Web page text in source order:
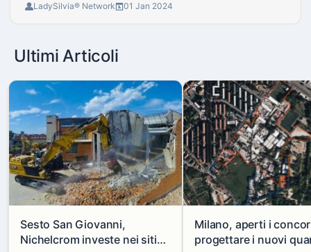
LadySilvia® Network 01 Jan 2024
Ultimi Articoli
Sesto San Giovanni,
Nichelcrom investe nei siti
Milano, aperti i
progettare i nuovi